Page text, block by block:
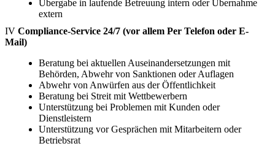
Übergabe in laufende Betreuung intern oder Übernahme
extern
IV Compliance-Service 24/7 (vor allem Per Telefon oder E-
Mail)
Beratung bei aktuellen Auseinandersetzungen mit
Behörden, Abwehr von Sanktionen oder Auflagen
Abwehr von Anwürfen aus der Öffentlichkeit
Beratung bei Streit mit Wettbewerbern
Unterstützung bei Problemen mit Kunden oder
Dienstleistern
Unterstützung vor Gesprächen mit Mitarbeitern oder
Betriebsrat